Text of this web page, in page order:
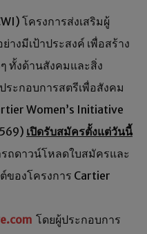
โครงการส่งเสริมผู้
งมีเป้าประสงค์ เพื่อสร้าง
ทั้งด้านสังคมและสิ่ง
ระกอบการสตรีเพื่อสังคม
Women’s Initiative
เปิดรับสมัครตั้งแต่วันนี้
ถดาวน์โหลดใบสมัครและ
ของโครงการ Cartier
โดยผู้ประกอบการ